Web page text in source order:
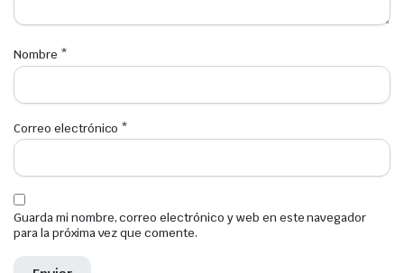
Nombre *
Correo electrónico *
Guarda mi nombre, correo electrónico y web en este navegador
para la próxima vez que comente.